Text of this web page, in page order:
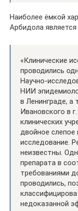
Наиболее ёмкой
Арбидола
«Клинические
проводились
Научно-
НИИ
в Ленинграде, а
Ивановского в
клинических
двойное слепое
исследование.
неизвестны.
препарата в
требованиями
проводились,
недоказанной